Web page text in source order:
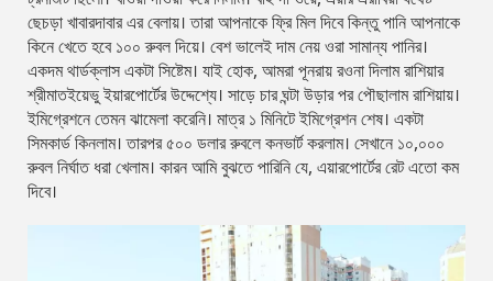
ছেচড়া খাবারদাবার এর বেলায়। তারা আপনাকে ফ্রি মিল দিবে কিন্তু পানি আপনাকে
কিনে খেতে হবে ১০০ রুবল দিয়ে। বেশ ভালেই দাম নেয় ওরা সামান্য পানির।
একদম থার্ডক্লাস একটা সিষ্টেম। যাই হোক, আমরা পূনরায় রওনা দিলাম রাশিয়ার
শ্রীমাতইয়েভু ইয়ারপোর্টের উদ্দেশ্যে। সাড়ে চার ঘন্টা উড়ার পর পৌছালাম রাশিয়ায়।
ইমিগ্রেশনে তেমন ঝামেলা করেনি। মাত্র ১ মিনিটে ইমিগ্রেশন শেষ। একটা
সিমকার্ড কিনলাম। তারপর ৫০০ ডলার রুবলে কনভার্ট করলাম। সেখানে ১০,০০০
রুবল নির্ঘাত ধরা খেলাম। কারন আমি বুঝতে পারিনি যে, এয়ারপোর্টের রেট এতো কম
দিবে।